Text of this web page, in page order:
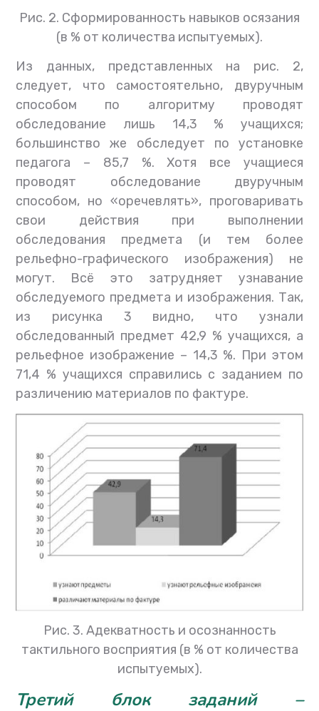
Рис. 2. Сформированность навыков осязания
(в % от количества испытуемых).
Из данных, представленных на рис. 2,
следует, что самостоятельно, двуручным
способом по алгоритму проводят
обследование лишь 14,3 % учащихся;
большинство же обследует по установке
педагога – 85,7 %. Хотя все учащиеся
проводят обследование двуручным
способом, но «оречевлять», проговаривать
свои действия при выполнении
обследования предмета (и тем более
рельефно-графического изображения) не
могут. Всё это затрудняет узнавание
обследуемого предмета и изображения. Так,
из рисунка 3 видно, что узнали
обследованный предмет 42,9 % учащихся, а
рельефное изображение – 14,3 %. При этом
71,4 % учащихся справились с заданием по
различению материалов по фактуре.
Рис. 3. Адекватность и осознанность
тактильного восприятия (в % от количества
испытуемых).
Третий блок заданий –